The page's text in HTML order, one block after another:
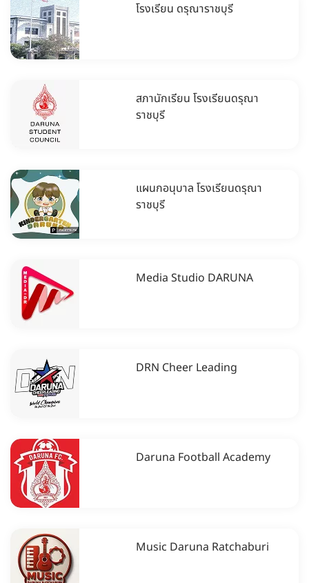
โรงเรียน ดรุณาราชบุรี
สภานักเรียน โรงเรียนดรุณา
ราชบุรี
แผนกอนุบาล โรงเรียนดรุณา
ราชบุรี
Media Studio DARUNA
DRN Cheer Leading
Daruna Football Academy
Music Daruna Ratchaburi